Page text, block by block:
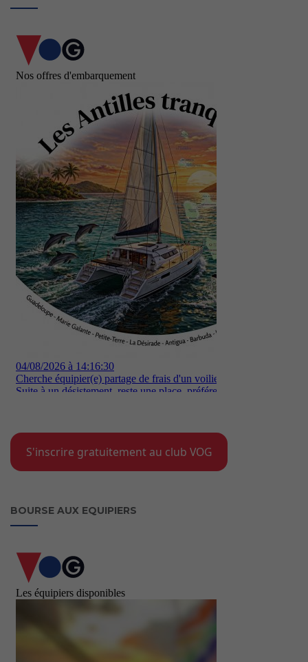
S'inscrire gratuitement au club VOG
BOURSE AUX EQUIPIERS